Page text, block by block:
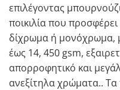
επιλέγοντας
ποικιλία που
δίχρωμα ή μονόχρωμα,
έως 14, 450 gsm,
απορροφητικό και
ανεξίτηλα χρώματα..